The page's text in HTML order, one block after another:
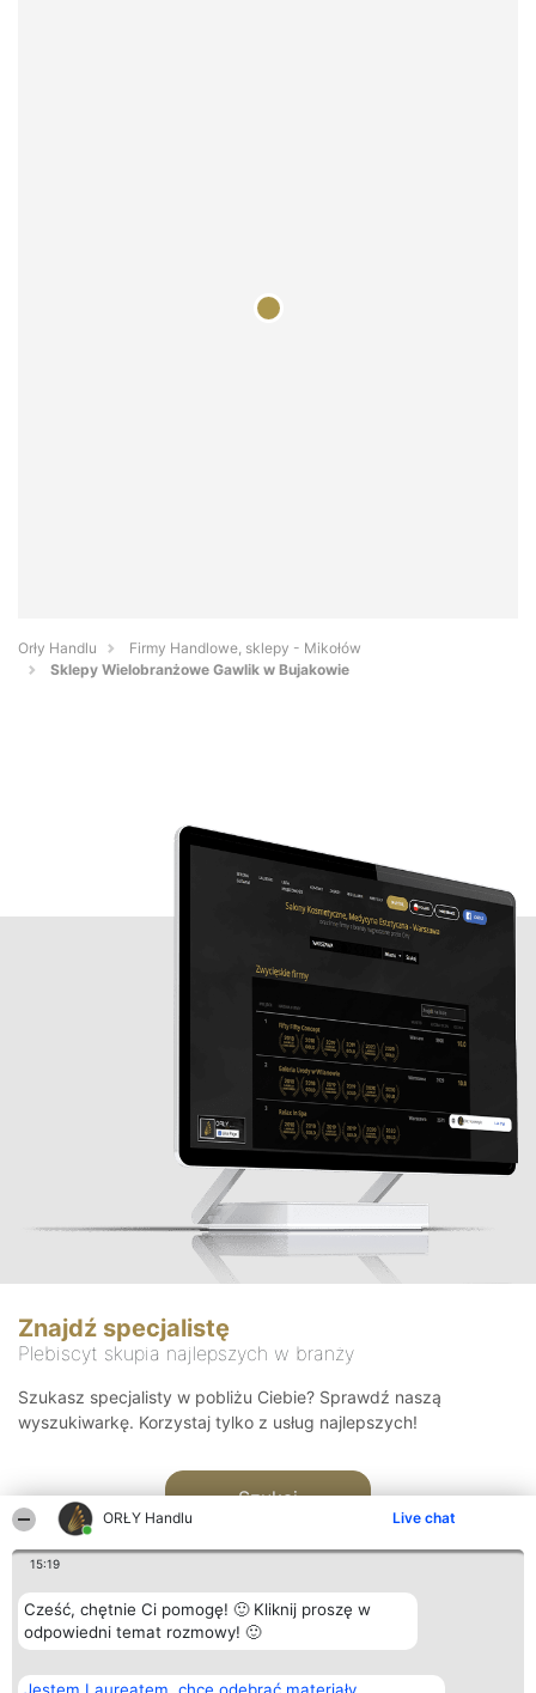
ORŁY Handlu Live chat
15:19
Cześć, chętnie Ci pomogę! 🙂 Kliknij proszę w
odpowiedni temat rozmowy! 🙂
Orły Handlu
Firmy Handlowe, sklepy - Mikołów
Sklepy Wielobranżowe Gawlik w Bujakowie
Znajdź specjalistę
Plebiscyt skupia najlepszych w branży
Szukasz specjalisty w pobliżu Ciebie? Sprawdź naszą
wyszukiwarkę. Korzystaj tylko z usług najlepszych!
Szukaj
Organizator plebiscytu Plebiscyt Kontakt